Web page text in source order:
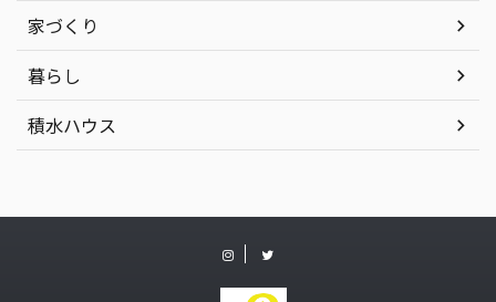
家づくり
暮らし
積水ハウス